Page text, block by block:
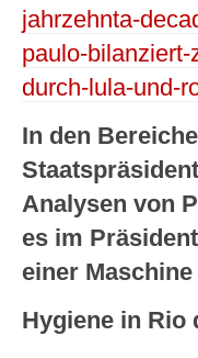
jahrzehnta-
paulo-
durch-lula-und-
In den
Analysen von
es im
einer
Hygiene in Rio